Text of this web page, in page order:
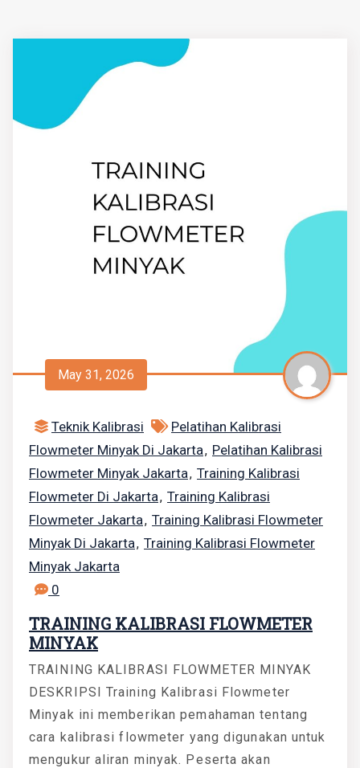
May 31, 2026
Teknik Kalibrasi
Pelatihan Kalibrasi
Flowmeter Minyak Di Jakarta, Pelatihan Kalibrasi
Flowmeter Minyak Jakarta, Training Kalibrasi
Flowmeter Di Jakarta, Training Kalibrasi
Flowmeter Jakarta, Training Kalibrasi Flowmeter
Minyak Di Jakarta, Training Kalibrasi Flowmeter
Minyak Jakarta
0
TRAINING KALIBRASI FLOWMETER
MINYAK
TRAINING KALIBRASI FLOWMETER MINYAK
DESKRIPSI Training Kalibrasi Flowmeter
Minyak ini memberikan pemahaman tentang
cara kalibrasi flowmeter yang digunakan untuk
mengukur aliran minyak. Peserta akan